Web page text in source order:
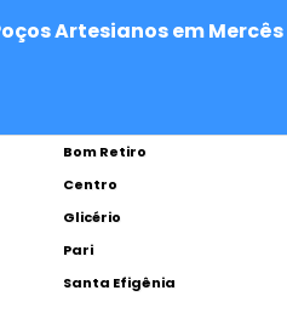
Artesianos em
Bom Retiro
Centro
Glicério
Pari
Santa Efigênia